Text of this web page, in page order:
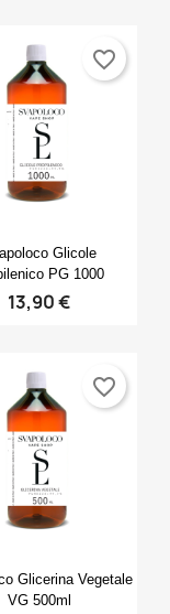
Anteprima
Glicole
PG 1000
13,90 €
favorite_border
Anteprima
Glicerina Vegetale
VG 500ml
favorite_border